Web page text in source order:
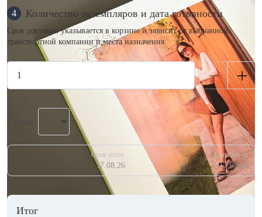
4 Количество экземпляров и дата готовности
Срок доставки указывается в корзине и зависит от выбранной
транспортной компании и места назначения.
Срок изгот.
17.08.26
Срок изгот.
13.08.26
Итог